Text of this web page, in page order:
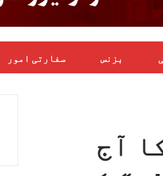
بزنس سفارتی امور
آج